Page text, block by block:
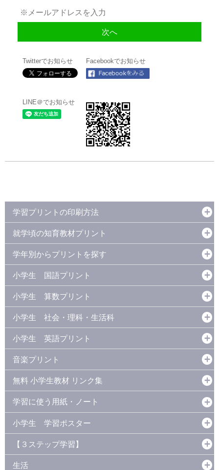
Twitterでお知らせ Facebookでお知らせ
LINE＠でお知らせ
学習プリントの印刷方法
就学頃の知育教材プリント
学年別からプリントを探す
小学生 国語プリント
小学生 算数プリント
小学生 社会・理科・生活科
小学生 英語プリント
音楽プリント
無料 小学生教材 リンク集
学習に使う用紙・ノート
小学生 学習ポスター
【３ステップ学習】
生活